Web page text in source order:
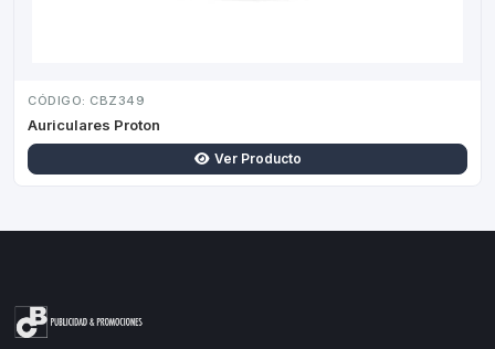
CÓDIGO: CBZ349
Auriculares Proton
Ver Producto